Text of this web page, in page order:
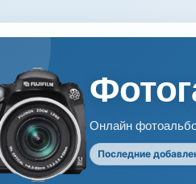
Онлайн
Последние